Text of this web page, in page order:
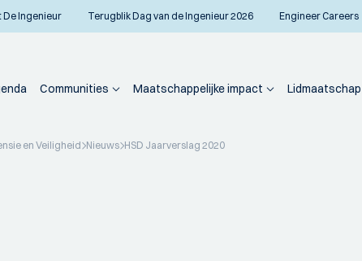
Ingenieur Terugblik Dag van de Ingenieur 2026 Engineer Careers
Communities Maatschappelijke impact Lidmaatschap
en Veiligheid Nieuws HSD Jaarverslag 2020